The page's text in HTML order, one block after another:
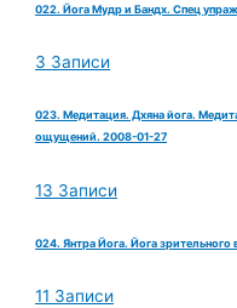
022. Йога Мудр и Бандх. Спец
3 Записи
023. Медитация. Дхяна йога.
ощущений. 2008-01-27
13 Записи
024. Янтра Йога. Йога
11 Записи